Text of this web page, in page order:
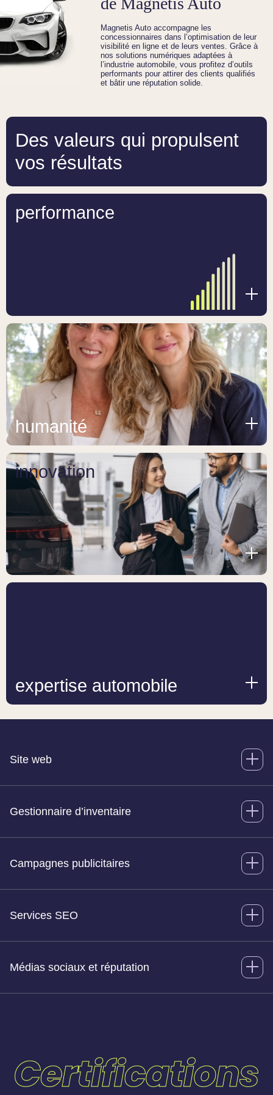
Magnetis Auto accompagne les
concessionnaires dans l’optimisation de leur
visibilité en ligne et de leurs ventes. Grâce à
nos solutions numériques adaptées à
l’industrie automobile, vous profitez d’outils
performants pour attirer des clients qualifiés
et bâtir une réputation solide.
Des valeurs qui propulsent
vos résultats
performance
humanité
innovation
expertise automobile
Site web
Gestionnaire d’inventaire
Campagnes publicitaires
Services SEO
Médias sociaux et réputation